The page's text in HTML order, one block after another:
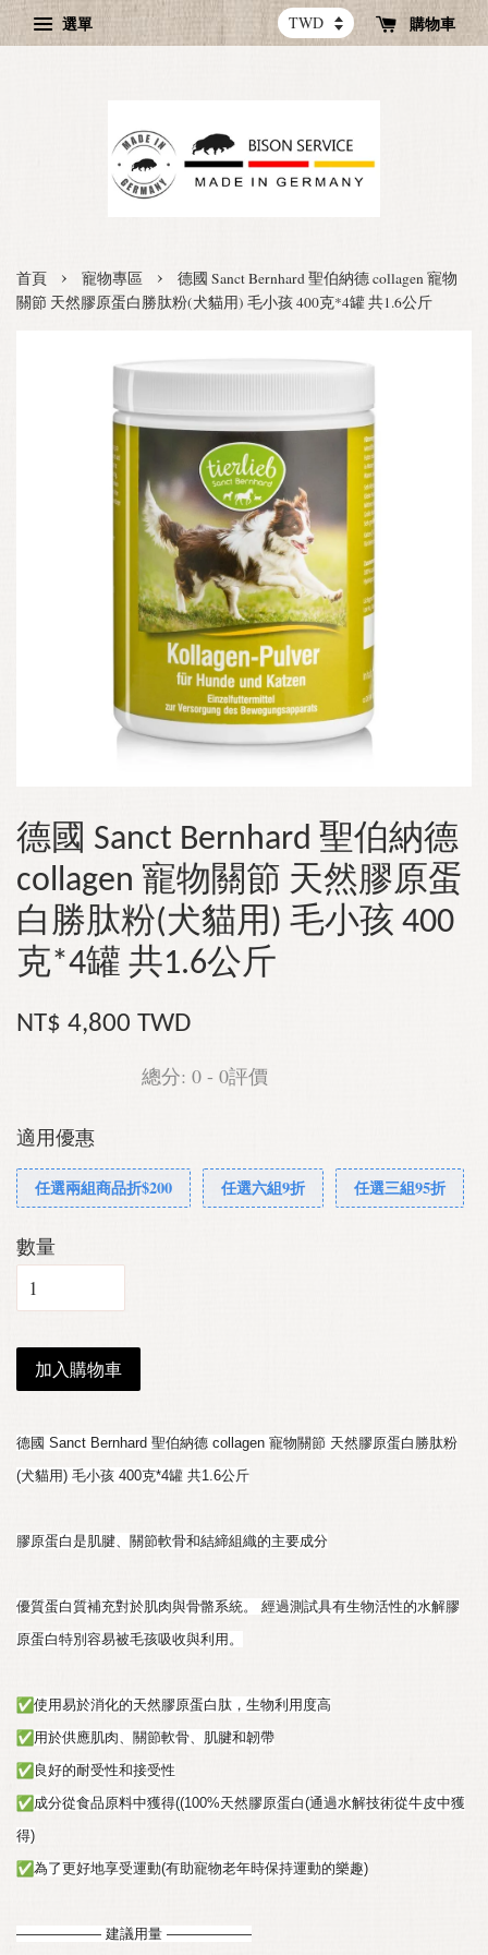
選單 購物車
首頁 › 寵物專區 ›
德國 Sanct Bernhard 聖伯納德 collagen 寵物
關節 天然膠原蛋白勝肽粉(犬貓用) 毛小孩 400克*4罐 共1.6公斤
德國 Sanct Bernhard 聖伯納德
collagen 寵物關節 天然膠原蛋
白勝肽粉(犬貓用) 毛小孩 400
克*4罐 共1.6公斤
NT$ 4,800 TWD
總分: 0 - 0評價
適用優惠
任選兩組商品折$200 任選六組9折 任選三組95折
數量
加入購物車
德國 Sanct Bernhard 聖伯納德 collagen 寵物關節 天然膠原蛋白勝肽粉
(犬貓用) 毛小孩 400克*4罐 共1.6公斤
膠原蛋白是肌腱、關節軟骨和結締組織的主要成分
優質蛋白質補充對於肌肉與骨骼系統。 經過測試具有生物活性的水解膠
原蛋白特別容易被毛孩吸收與利用。
使用易於消化的天然膠原蛋白肽，生物利用度高
用於供應肌肉、關節軟骨、肌腱和韌帶
良好的耐受性和接受性
成分從食品原料中獲得((100%天然膠原蛋白(通過水解技術從牛皮中獲
得)
為了更好地享受運動(有助寵物老年時保持運動的樂趣)
—————— 建議用量 ——————